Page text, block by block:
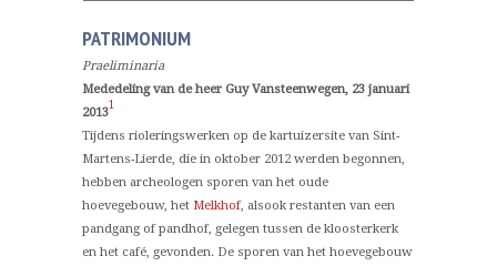
PATRIMONIUM
Praeliminaria
Mededeling van de heer Guy Vansteenwegen, 23 januari
2013
1
Tijdens rioleringswerken op de kartuizersite van Sint-
Martens-Lierde, die in oktober 2012 werden begonnen,
hebben archeologen sporen van het oude
hoevegebouw, het Melkhof, alsook restanten van een
pandgang of pandhof, gelegen tussen de kloosterkerk
en het café, gevonden. De sporen van het hoevegebouw